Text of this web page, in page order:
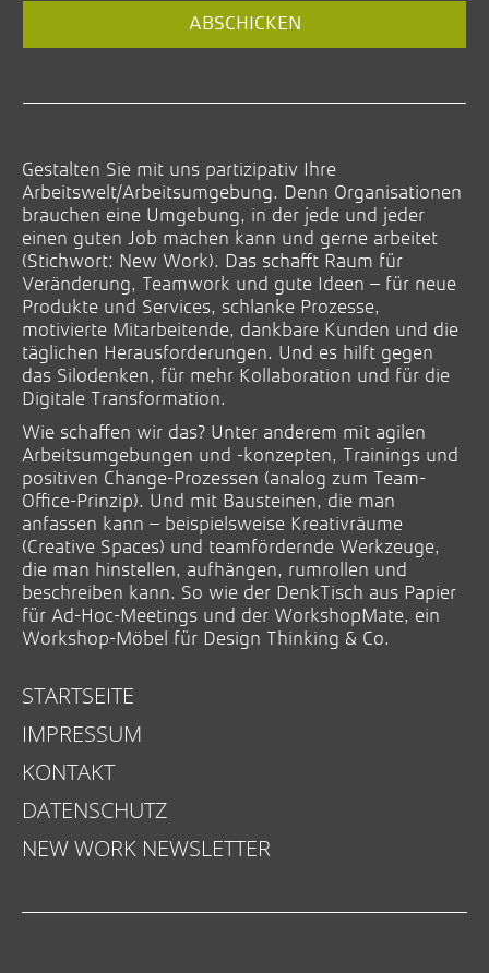
Website
ABSCHICKEN
Gestalten Sie mit uns partizipativ Ihre
Arbeitswelt/Arbeitsumgebung. Denn Organisationen
brauchen eine Umgebung, in der jede und jeder
einen guten Job machen kann und gerne arbeitet
(Stichwort: New Work). Das schafft Raum für
Veränderung, Teamwork und gute Ideen – für neue
Produkte und Services, schlanke Prozesse,
motivierte Mitarbeitende, dankbare Kunden und die
täglichen Herausforderungen. Und es hilft gegen
das Silodenken, für mehr Kollaboration und für die
Digitale Transformation.
Wie schaffen wir das? Unter anderem mit agilen
Arbeitsumgebungen und -konzepten, Trainings und
positiven Change-Prozessen (analog zum Team-
Office-Prinzip). Und mit Bausteinen, die man
anfassen kann – beispielsweise Kreativräume
(Creative Spaces) und teamfördernde Werkzeuge,
die man hinstellen, aufhängen, rumrollen und
beschreiben kann. So wie der DenkTisch aus Papier
für Ad-Hoc-Meetings und der WorkshopMate, ein
Workshop-Möbel für Design Thinking & Co.
STARTSEITE
IMPRESSUM
KONTAKT
DATENSCHUTZ
NEW WORK NEWSLETTER